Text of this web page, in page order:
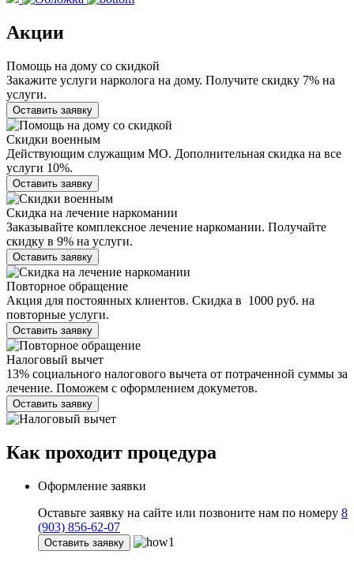
Акции
Помощь на дому со скидкой
Закажите услуги нарколога на дому. Получите скидку 7% на
услуги.
Оставить заявку
Скидки военным
Действующим служащим МО. Дополнительная скидка на все
услуги 10%.
Оставить заявку
Скидка на лечение наркомании
Заказывайте комплексное лечение наркомании. Получайте
скидку в 9% на услуги.
Оставить заявку
Повторное обращение
Акция для постоянных клиентов. Скидка в 1000 руб. на
повторные услуги.
Оставить заявку
Налоговый вычет
13% социального налогового вычета от потраченной суммы за
лечение. Поможем с оформлением докуметов.
Оставить заявку
Как проходит процедура
Оформление заявки
Оставьте заявку на сайте или позвоните нам по номеру 8
(903) 856-62-07
Оставить заявку